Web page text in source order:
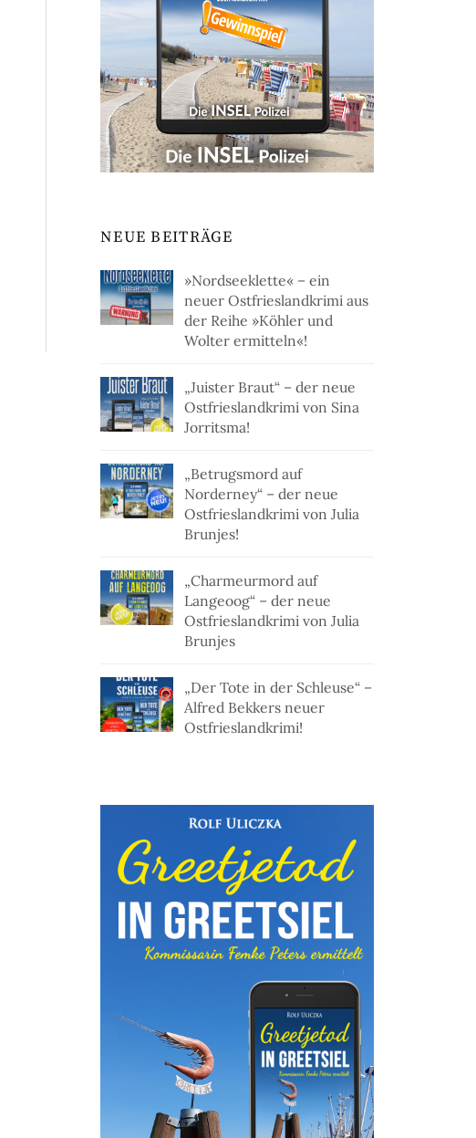
NEUE BEITRÄGE
»Nordseeklette« – ein
neuer Ostfrieslandkrimi aus
der Reihe »Köhler und
Wolter ermitteln«!
„Juister Braut“ – der neue
Ostfrieslandkrimi von Sina
Jorritsma!
„Betrugsmord auf
Norderney“ – der neue
Ostfrieslandkrimi von Julia
Brunjes!
„Charmeurmord auf
Langeoog“ – der neue
Ostfrieslandkrimi von Julia
Brunjes
„Der Tote in der Schleuse“ –
Alfred Bekkers neuer
Ostfrieslandkrimi!